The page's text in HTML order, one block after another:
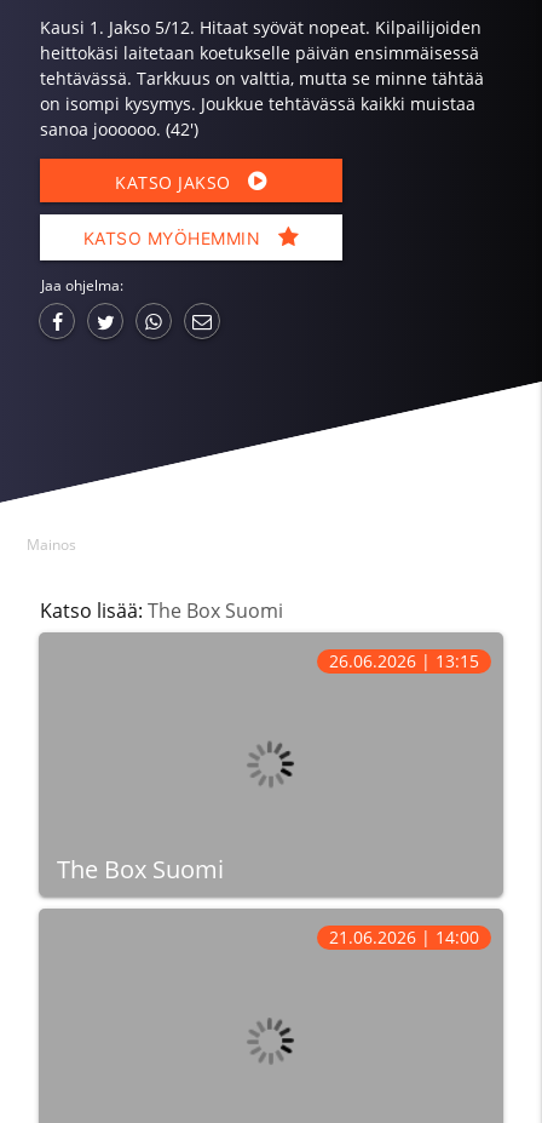
Kausi 1. Jakso 5/12. Hitaat syövät nopeat. Kilpailijoiden
heittokäsi laitetaan koetukselle päivän ensimmäisessä
tehtävässä. Tarkkuus on valttia, mutta se minne tähtää
on isompi kysymys. Joukkue tehtävässä kaikki muistaa
sanoa joooooo. (42')
KATSO JAKSO
KATSO MYÖHEMMIN
Jaa ohjelma:
Mainos
Katso lisää: The Box Suomi
The Box Suomi
26.06.2026 | 13:15
21.06.2026 | 14:00